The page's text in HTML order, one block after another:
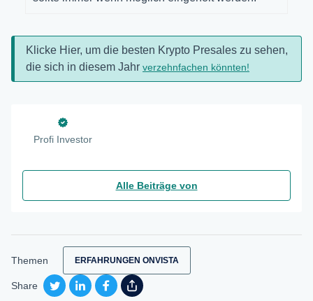
Klicke Hier, um die besten Krypto Presales zu sehen,
die sich in diesem Jahr verzehnfachen könnten!
Profi Investor
Alle Beiträge von
Themen ERFAHRUNGEN ONVISTA
Share